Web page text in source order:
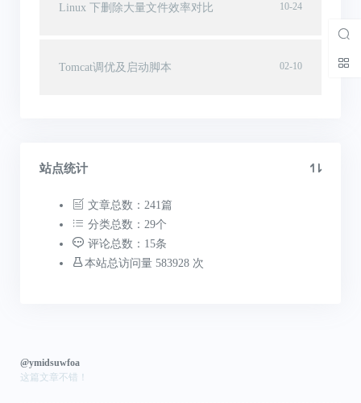
10-24
Linux 下删除大量文件效率对比
02-10
Tomcat调优及启动脚本
站点统计
文章总数：241篇
分类总数：29个
评论总数：15条
本站总访问量 583928 次
@ymidsuwfoa
这篇文章不错！